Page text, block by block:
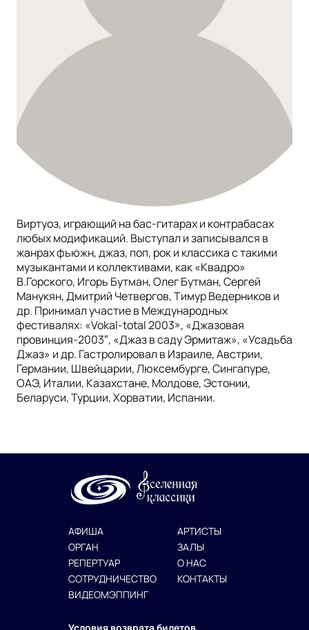
Виртуоз, играющий на бас-гитарах и контрабасах
любых модификаций. Выступал и записывался в
жанрах фьюжн, джаз, поп, рок и классика с такими
музыкантами и коллективами, как «Квадро»
В.Горского, Игорь Бутман, Олег Бутман, Сергей
Манукян, Дмитрий Четвергов, Тимур Ведерников и
др. Принимал участие в Международных
фестивалях: «Vokal-total 2003», «Джазовая
провинция-2003″, «Джаз в саду Эрмитаж», «Усадьба
Джаз» и др. Гастролировал в Израиле, Австрии,
Германии, Швейцарии, Люксембурге, Сингапуре,
ОАЭ, Италии, Казахстане, Молдове, Эстонии,
Беларуси, Турции, Хорватии, Испании.
АФИША
ОРГАН
РЕПЕРТУАР
СОТРУДНИЧЕСТВО
ВИДЕОМЭППИНГ
АРТИСТЫ
ЗАЛЫ
О НАС
КОНТАКТЫ